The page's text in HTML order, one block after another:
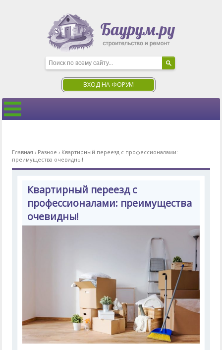
ВХОД НА ФОРУМ
Главная › Разное › Квартирный переезд с профессионалами:
преимущества очевидны!
Квартирный переезд с
профессионалами: преимущества
очевидны!